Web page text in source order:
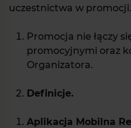
uczestnictwa w promocji.
Promocja nie łączy
promocyjnymi oraz
Organizatora.
Definicje.
Aplikacja Mobilna